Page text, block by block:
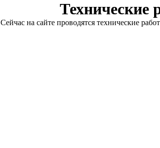
Технические
Сейчас на сайте проводятся технические